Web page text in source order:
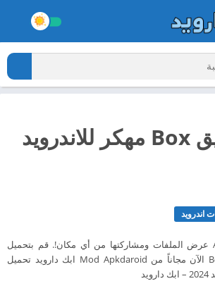
تحميل تطبيق Box مهكر للاندرويد
اندرويد
يتيح لك Box لـ Android عرض الملفات ومشاركتها من أي مكان!. قم بتحميل
تطبيق تحميل تطبيق Box الآن مجاناً من Mod Apkdaroid ابك دارويد تحميل